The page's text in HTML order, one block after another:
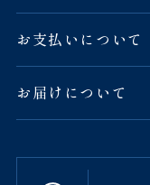
お支払いについて
お届けについて